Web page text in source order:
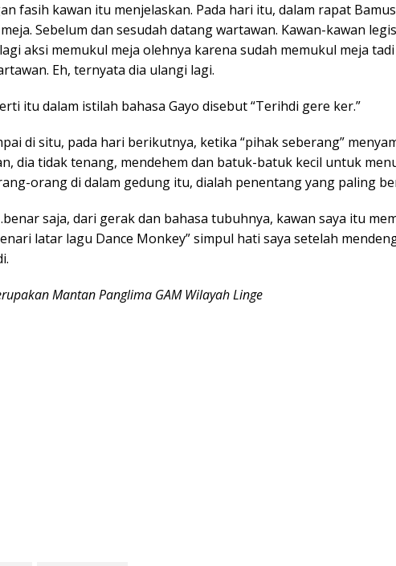
fasih kawan itu menjelaskan. Pada hari itu, dalam rapat
Sebelum dan sesudah datang wartawan. Kawan-kawan
aksi memukul meja olehnya karena sudah memukul meja
Eh, ternyata dia ulangi lagi.
itu dalam istilah bahasa Gayo disebut “Terihdi gere ker.”
di situ, pada hari berikutnya, ketika “pihak seberang”
dia tidak tenang, mendehem dan batuk-batuk kecil untuk
orang di dalam gedung itu, dialah penentang yang paling
saja, dari gerak dan bahasa tubuhnya, kawan saya itu
latar lagu Dance Monkey” simpul hati saya setelah
Mantan Panglima GAM Wilayah Linge